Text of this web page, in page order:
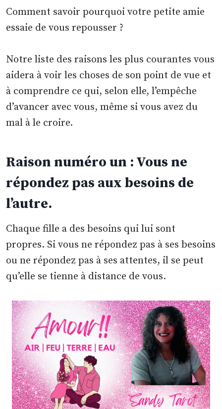
Comment savoir pourquoi votre petite amie
essaie de vous repousser ?
Notre liste des raisons les plus courantes vous
aidera à voir les choses de son point de vue et
à comprendre ce qui, selon elle, l’empêche
d’avancer avec vous, même si vous avez du
mal à le croire.
Raison numéro un : Vous ne
répondez pas aux besoins de
l’autre.
Chaque fille a des besoins qui lui sont
propres. Si vous ne répondez pas à ses besoins
ou ne répondez pas à ses attentes, il se peut
qu’elle se tienne à distance de vous.